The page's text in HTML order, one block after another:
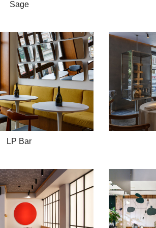
Sage
LP Bar